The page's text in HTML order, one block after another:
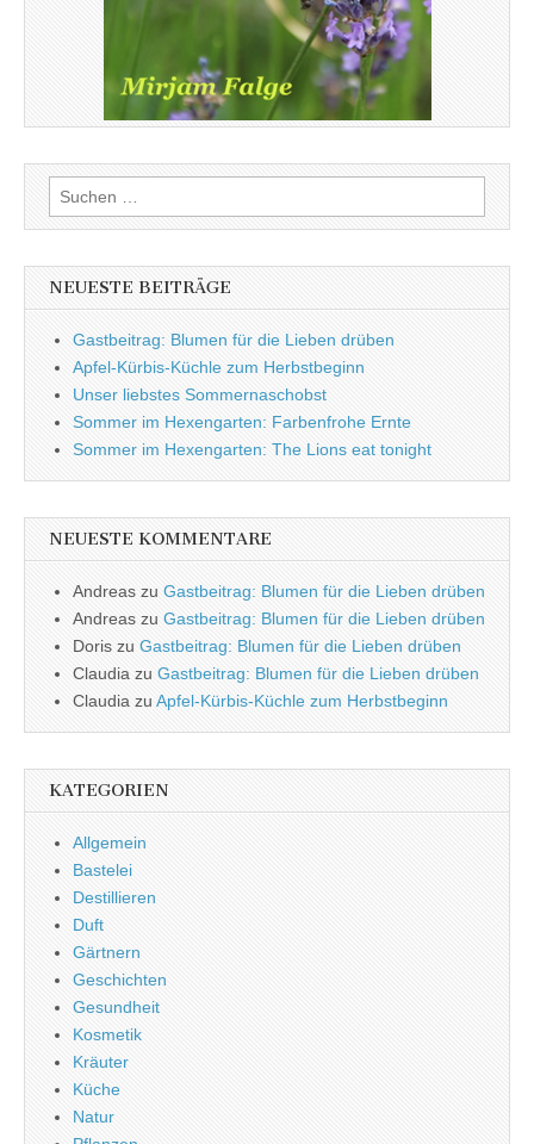
Suchen
nach:
NEUESTE BEITRÄGE
Gastbeitrag: Blumen für die Lieben drüben
Apfel-Kürbis-Küchle zum Herbstbeginn
Unser liebstes Sommernaschobst
Sommer im Hexengarten: Farbenfrohe Ernte
Sommer im Hexengarten: The Lions eat tonight
NEUESTE KOMMENTARE
Andreas zu Gastbeitrag: Blumen für die Lieben drüben
Andreas zu Gastbeitrag: Blumen für die Lieben drüben
Doris zu Gastbeitrag: Blumen für die Lieben drüben
Claudia zu Gastbeitrag: Blumen für die Lieben drüben
Claudia zu Apfel-Kürbis-Küchle zum Herbstbeginn
KATEGORIEN
Allgemein
Bastelei
Destillieren
Duft
Gärtnern
Geschichten
Gesundheit
Kosmetik
Kräuter
Küche
Natur